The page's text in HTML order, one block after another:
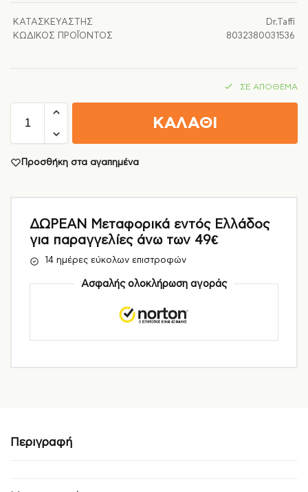
ΚΑΤΑΣΚΕΥΑΣΤΉΣ
Dr.Taffi
ΚΩΔΙΚΌΣ ΠΡΟΪΌΝΤΟΣ
8032380031536
ΣΕ ΑΠΌΘΕΜΑ
ΚΑΛΑΘΙ
Προσθήκη στα αγαπημένα
ΔΩΡΕΑΝ Μεταφορικά εντός Ελλάδος
για παραγγελίες άνω των 49€
14 ημέρες εύκολων επιστροφών
Ασφαλής ολοκλήρωση αγοράς
Περιγραφή